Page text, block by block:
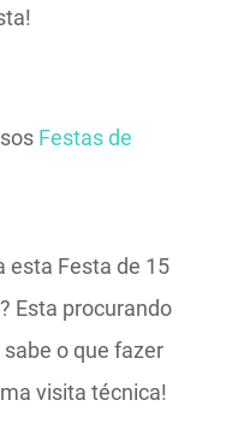
Festas de
esta Festa de 15
Esta procurando
o que fazer
visita técnica!